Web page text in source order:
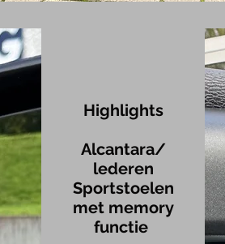
Highlights
Alcantara/
lederen
Sportstoelen
met memory
functie